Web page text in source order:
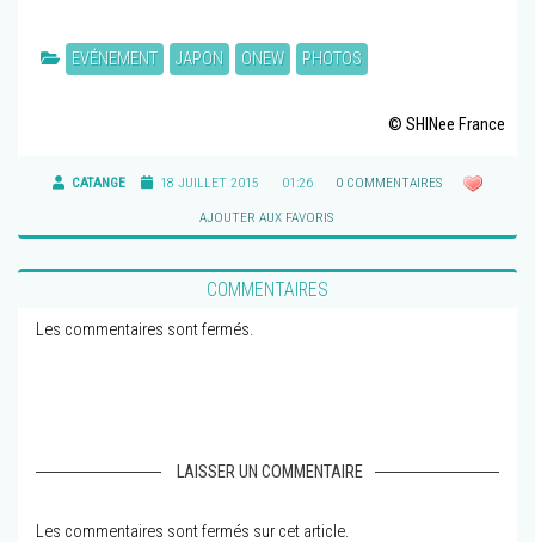
EVÉNEMENT JAPON ONEW PHOTOS
© SHINee France
CATANGE 18 JUILLET 2015 01:26 0 COMMENTAIRES
AJOUTER AUX FAVORIS
COMMENTAIRES
Les commentaires sont fermés.
LAISSER UN COMMENTAIRE
Les commentaires sont fermés sur cet article.